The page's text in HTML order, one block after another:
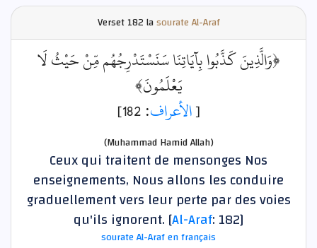
Verset182 lasourate Al-Araf
﴿وَالَّذِينَ كَذَّبُوا بِآيَاتِنَا سَنَسْتَدْرِجُهُم مِّنْ حَيْثُ لَا
يَعْلَمُونَ﴾
[الأعراف: 182]
(Muhammad Hamid Allah)
Ceux qui traitent de mensonges Nos
enseignements, Nous allons les conduire
graduellement vers leur perte par des voies
qu'ils ignorent. [Al-Araf: 182]
sourate Al-Araf en français